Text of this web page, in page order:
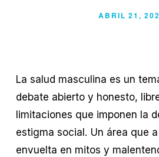
ABRIL 21,
La salud masculina es un
debate abierto y honesto,
limitaciones que imponen la
estigma social. Un área que
envuelta en mitos y